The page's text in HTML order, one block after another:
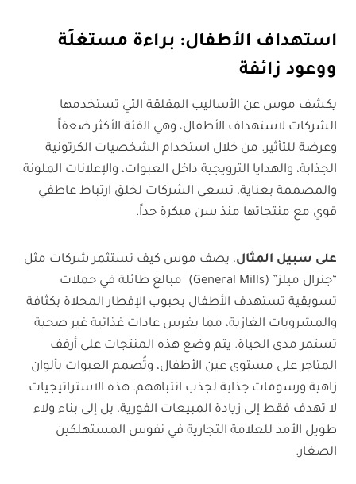
استهداف الأطفال: براءة مستغلَة
ووعود زائفة
يكشف موس عن الأساليب المقلقة التي تستخدمها
الشركات لاستهداف الأطفال، وهي الفئة الأكثر ضعفاً
وعرضة للتأثير. من خلال استخدام الشخصيات الكرتونية
الجذابة، والهدايا الترويجية داخل العبوات، والإعلانات الملونة
والمصممة بعناية، تسعى الشركات لخلق ارتباط عاطفي
قوي مع منتجاتها منذ سن مبكرة جداً.
على سبيل المثال، يصف موس كيف تستثمر شركات مثل
“جنرال ميلز” (General Mills) مبالغ طائلة في حملات
تسويقية تستهدف الأطفال بحبوب الإفطار المحلاة بكثافة
والمشروبات الغازية، مما يغرس عادات غذائية غير صحية
تستمر مدى الحياة. يتم وضع هذه المنتجات على أرفف
المتاجر على مستوى عين الأطفال، وتُصمم العبوات بألوان
زاهية ورسومات جذابة لجذب انتباههم. هذه الاستراتيجيات
لا تهدف فقط إلى زيادة المبيعات الفورية، بل إلى بناء ولاء
طويل الأمد للعلامة التجارية في نفوس المستهلكين
الصغار.